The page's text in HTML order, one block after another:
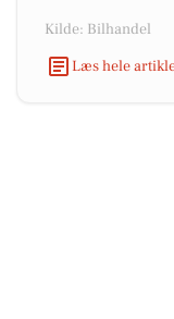
Kilde: Bilhandel
Læs hele